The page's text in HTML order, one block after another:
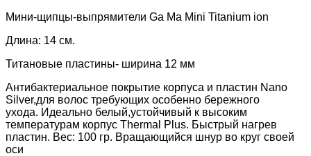
Мини-щипцы-выпрямители Ga Ma Mini Titanium ion
Длина: 14 см.
Титановые пластины- ширина 12 мм
Антибактериальное покрытие корпуса и пластин Nano
Silver,для волос требующих особенно бережного
ухода. Идеально белый,устойчивый к высоким
температурам корпус Thermal Plus. Быстрый нагрев
пластин. Вес: 100 гр. Вращающийся шнур во круг своей
оси